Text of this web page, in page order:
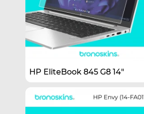
HP EliteBook 845 G8 14"